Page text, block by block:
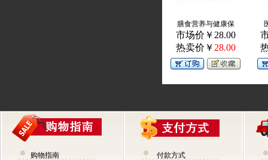
膳食营养与健康保
市场价￥28.00
热卖价￥ 28.00
购物指南
付款方式